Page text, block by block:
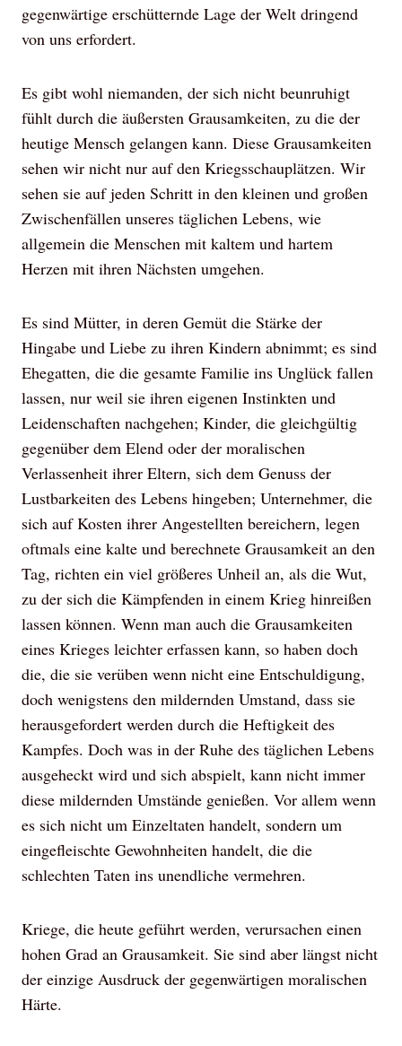
gegenwärtige erschütternde Lage der Welt dringend
von uns erfordert.
Es gibt wohl niemanden, der sich nicht beunruhigt
fühlt durch die äußersten Grausamkeiten, zu die der
heutige Mensch gelangen kann. Diese Grausamkeiten
sehen wir nicht nur auf den Kriegsschauplätzen. Wir
sehen sie auf jeden Schritt in den kleinen und großen
Zwischenfällen unseres täglichen Lebens, wie
allgemein die Menschen mit kaltem und hartem
Herzen mit ihren Nächsten umgehen.
Es sind Mütter, in deren Gemüt die Stärke der
Hingabe und Liebe zu ihren Kindern abnimmt; es sind
Ehegatten, die die gesamte Familie ins Unglück fallen
lassen, nur weil sie ihren eigenen Instinkten und
Leidenschaften nachgehen; Kinder, die gleichgültig
gegenüber dem Elend oder der moralischen
Verlassenheit ihrer Eltern, sich dem Genuss der
Lustbarkeiten des Lebens hingeben; Unternehmer, die
sich auf Kosten ihrer Angestellten bereichern, legen
oftmals eine kalte und berechnete Grausamkeit an den
Tag, richten ein viel größeres Unheil an, als die Wut,
zu der sich die Kämpfenden in einem Krieg hinreißen
lassen können. Wenn man auch die Grausamkeiten
eines Krieges leichter erfassen kann, so haben doch
die, die sie verüben wenn nicht eine Entschuldigung,
doch wenigstens den mildernden Umstand, dass sie
herausgefordert werden durch die Heftigkeit des
Kampfes. Doch was in der Ruhe des täglichen Lebens
ausgeheckt wird und sich abspielt, kann nicht immer
diese mildernden Umstände genießen. Vor allem wenn
es sich nicht um Einzeltaten handelt, sondern um
eingefleischte Gewohnheiten handelt, die die
schlechten Taten ins unendliche vermehren.
Kriege, die heute geführt werden, verursachen einen
hohen Grad an Grausamkeit. Sie sind aber längst nicht
der einzige Ausdruck der gegenwärtigen moralischen
Härte.